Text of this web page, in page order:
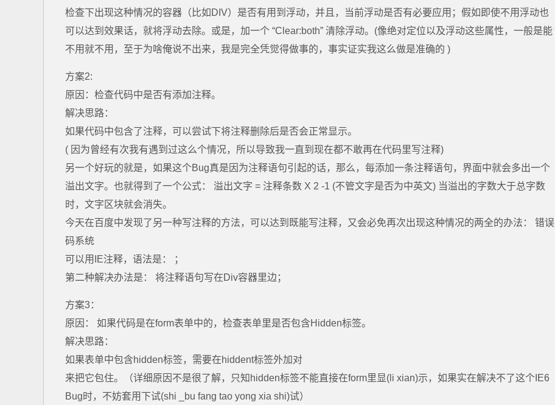
检查下出现这种情况的容器（比如DIV）是否有用到浮动，并且，当前浮动是否有必要应用；假如即使不用浮动也
可以达到效果话，就将浮动去除。或是，加一个 “Clear:both” 清除浮动。(像绝对定位以及浮动这些属性，一般是能
不用就不用，至于为啥俺说不出来，我是完全凭觉得做事的，事实证实我这么做是准确的 )
方案2:
原因：检查代码中是否有添加注释。
解决思路：
如果代码中包含了注释，可以尝试下将注释删除后是否会正常显示。
( 因为曾经有次我有遇到过这么个情况，所以导致我一直到现在都不敢再在代码里写注释)
另一个好玩的就是，如果这个Bug真是因为注释语句引起的话，那么，每添加一条注释语句，界面中就会多出一个
溢出文字。也就得到了一个公式： 溢出文字 = 注释条数 X 2 -1 (不管文字是否为中英文) 当溢出的字数大于总字数
时，文字区块就会消失。
今天在百度中发现了另一种写注释的方法，可以达到既能写注释，又会必免再次出现这种情况的两全的办法： 错误
码系统
可以用IE注释，语法是： ；
第二种解决办法是： 将注释语句写在Div容器里边；
方案3：
原因： 如果代码是在form表单中的，检查表单里是否包含Hidden标签。
解决思路：
如果表单中包含hidden标签，需要在hiddent标签外加对
来把它包住。（详细原因不是很了解，只知hidden标签不能直接在form里显(li xian)示，如果实在解决不了这个IE6
Bug时，不妨套用下试(shi _bu fang tao yong xia shi)试）